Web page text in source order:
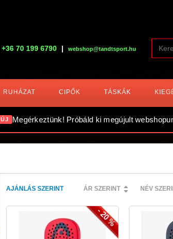
+36 70 199 6790 | webshop@tandtsport.hu
RUHÁZAT CIPŐK TÁSKÁK
ÚJ Megérkeztünk! Próbáld ki megújult
AJÁNLÁS SZERINT ÁR SZERINT NÉV
- 20 %